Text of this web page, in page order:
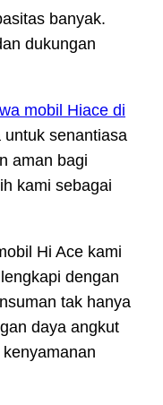
banyak.
dukungan
mobil Hiace di
untuk senantiasa
aman bagi
kami sebagai
Hi Ace kami
dengan
tak hanya
daya angkut